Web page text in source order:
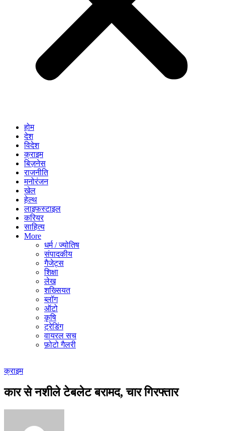
होम
देश
विदेश
क्राइम
बिज़नेस
राजनीति
मनोरंजन
खेल
हेल्थ
लाइफस्टाइल
करियर
साहित्य
More
धर्म / ज्योतिष
संपादकीय
गैजेट्स
शिक्षा
लेख
शख्सियत
ब्लॉग
ऑटो
कृषि
ट्रेडिंग
वायरल सच
फ़ोटो गैलरी
क्राइम
कार से नशीले टेबलेट बरामद, चार गिरफ्तार